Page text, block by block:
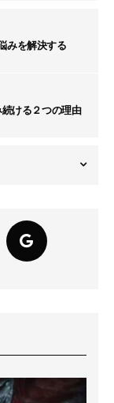
みを解決する
ける２つの理由